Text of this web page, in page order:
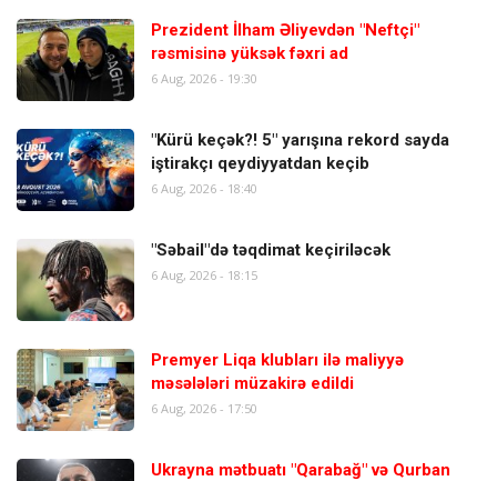
Prezident İlham Əliyevdən "Neftçi"
rəsmisinə yüksək fəxri ad
6 Aug, 2026 - 19:30
"Kürü keçək?! 5" yarışına rekord sayda
iştirakçı qeydiyyatdan keçib
6 Aug, 2026 - 18:40
"Səbail"də təqdimat keçiriləcək
6 Aug, 2026 - 18:15
Premyer Liqa klubları ilə maliyyə
məsələləri müzakirə edildi
6 Aug, 2026 - 17:50
Ukrayna mətbuatı "Qarabağ" və Qurban